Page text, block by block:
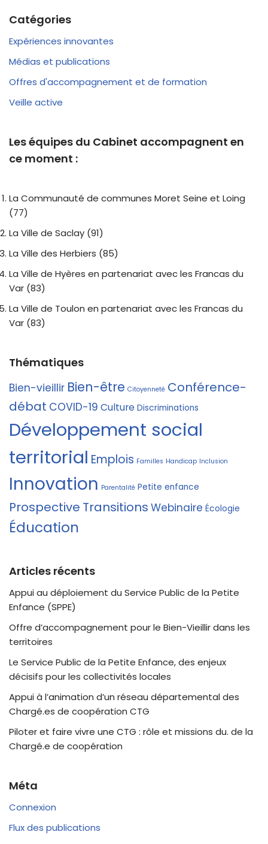
Catégories
Expériences innovantes
Médias et publications
Offres d'accompagnement et de formation
Veille active
Les équipes du Cabinet accompagnent en
ce moment :
La Communauté de communes Moret Seine et Loing
(77)
La Ville de Saclay (91)
La Ville des Herbiers (85)
La Ville de Hyères en partenariat avec les Francas du
Var (83)
La Ville de Toulon en partenariat avec les Francas du
Var (83)
Thématiques
Bien-vieillir Bien-être Citoyenneté Conférence-
débat COVID-19 Culture Discriminations
Développement social
territorial Emplois Familles Handicap Inclusion
Innovation Parentalité Petite enfance
Prospective Transitions Webinaire Écologie
Éducation
Articles récents
Appui au déploiement du Service Public de la Petite
Enfance (SPPE)
Offre d’accompagnement pour le Bien-Vieillir dans les
territoires
Le Service Public de la Petite Enfance, des enjeux
décisifs pour les collectivités locales
Appui à l’animation d’un réseau départemental des
Chargé.es de coopération CTG
Piloter et faire vivre une CTG : rôle et missions du. de la
Chargé.e de coopération
Méta
Connexion
Flux des publications